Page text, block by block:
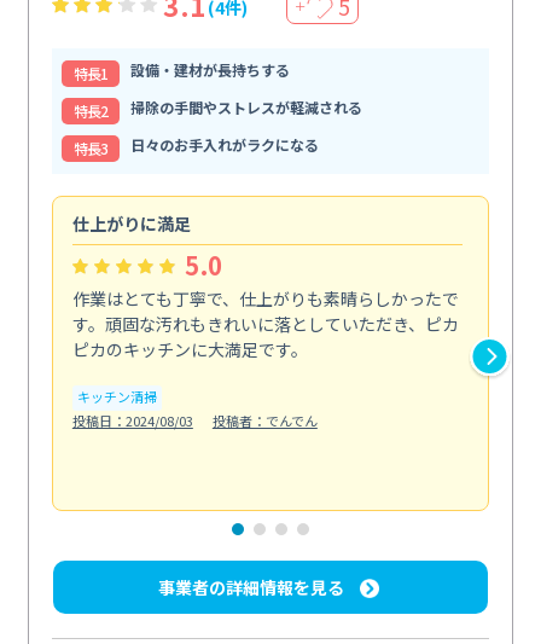
(4件) ＋ 5
特⻑1
設備・建材が長持ちする
特⻑2
掃除の手間やストレスが軽減される
特⻑3
日々のお手入れがラクになる
仕上がりに満足
5.0
作業はとても丁寧で、仕上がりも素晴らしかったで
す。頑固な汚れもきれいに落としていただき、ピカ
ピカのキッチンに大満足です。
キッチン清掃
投稿日：2024/08/03
投稿者：でんでん
事業者の詳細情報を見る